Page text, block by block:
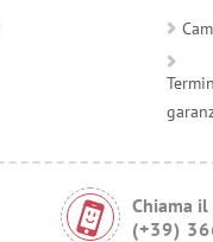
Chiama
(+39)